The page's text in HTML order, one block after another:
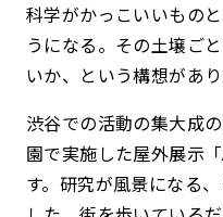
科学がかっこいいもの
うになる。その土壌ご
いか、という構想があり
渋谷での活動の集大成
園で実施した屋外展示
す。研究が風景になる